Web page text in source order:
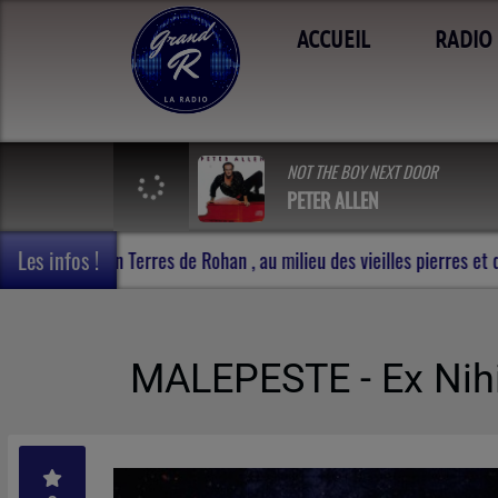
ACCUEIL RADIO
NOT THE BOY NEXT DOOR
PETER ALLEN
Les infos !
- Carnet de voyage en Terres de Rohan , au
MALEPESTE - Ex